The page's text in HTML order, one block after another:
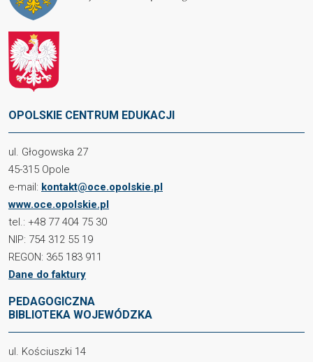
OPOLSKIE CENTRUM EDUKACJI
ul. Głogowska 27
45-315 Opole
e-mail: kontakt@oce.opolskie.pl
www.oce.opolskie.pl
tel.: +48 77 404 75 30
NIP: 754 312 55 19
REGON: 365 183 911
Dane do faktury
PEDAGOGICZNA
BIBLIOTEKA WOJEWÓDZKA
ul. Kościuszki 14